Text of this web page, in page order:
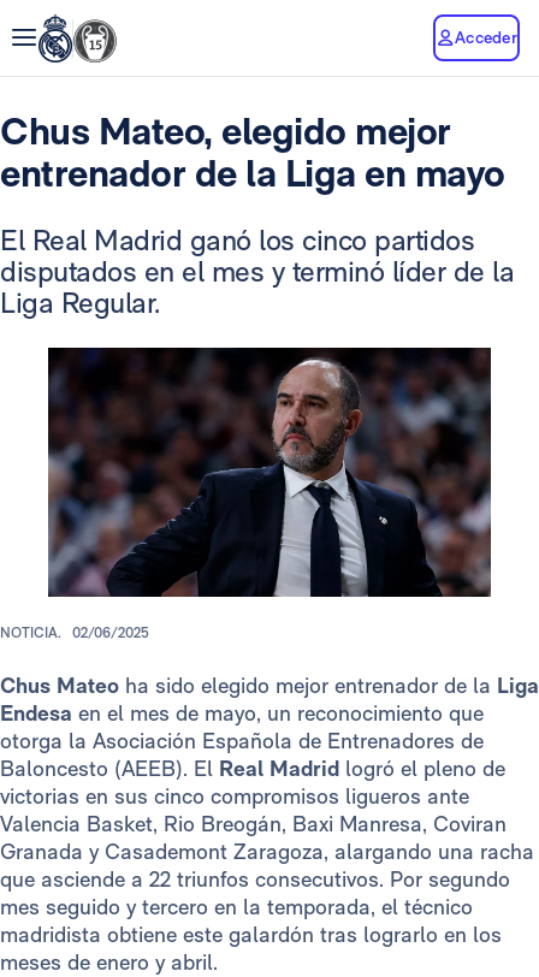
Acceder
Chus Mateo, elegido mejor
entrenador de la Liga en mayo
El Real Madrid ganó los cinco partidos
disputados en el mes y terminó líder de la
Liga Regular.
NOTICIA. 02/06/2025
Chus Mateo ha sido elegido mejor entrenador de la Liga
Endesa en el mes de mayo, un reconocimiento que
otorga la Asociación Española de Entrenadores de
Baloncesto (AEEB). El Real Madrid logró el pleno de
victorias en sus cinco compromisos ligueros ante
Valencia Basket, Rio Breogán, Baxi Manresa, Coviran
Granada y Casademont Zaragoza, alargando una racha
que asciende a 22 triunfos consecutivos. Por segundo
mes seguido y tercero en la temporada, el técnico
madridista obtiene este galardón tras lograrlo en los
meses de enero y abril.